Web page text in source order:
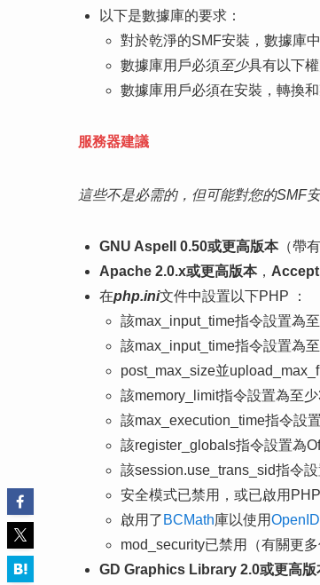
以下是數據庫的要求：
對於乾淨的SMF安裝，數據庫
數據庫用戶必須至少具有以下
數據庫用戶必須在安裝，轉換
服務器建議
這些不是必需的，但可能對您的SMF
GNU Aspell 0.50或更高版本（帶
Apache 2.0.x或更高版本，
在php.ini文件中設置以下PHP ：
該max_input_time指令設置為至
該max_input_time指令設置為至
post_max_size並
該memory_limit指令設置為至
該max_execution_time指令設
該register_globals指令設置為Off
該session.use_trans_sid指令設
安全模式已禁用，或已啟用PHP
啟用了 BCMath庫以使用OpenID
mod_security已禁用（有關更
GD Graphics Library 2.0或更高版